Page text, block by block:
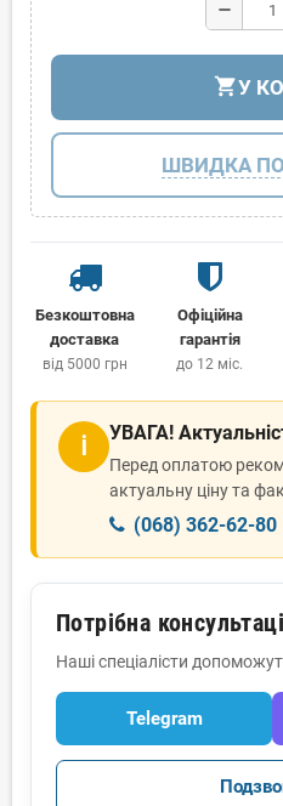
remove
shopping_cartУ
ШВИДКА
Безкоштовна
доставка
від 5000 грн
Офіційна
гарантія
до 12 міс.
ℹ УВАГА!
Перед оплатою
актуальну ціну та
(068) 362-62-80
Потрібна
Наші спеціалісти
Telegram